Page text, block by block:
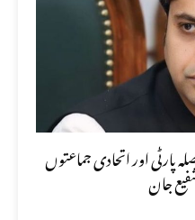
پارٹی اور اتحادی جماعتوں
جان